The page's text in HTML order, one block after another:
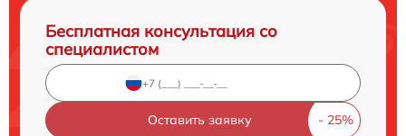
Бесплатная консультация со
специалистом
Оставить заявку